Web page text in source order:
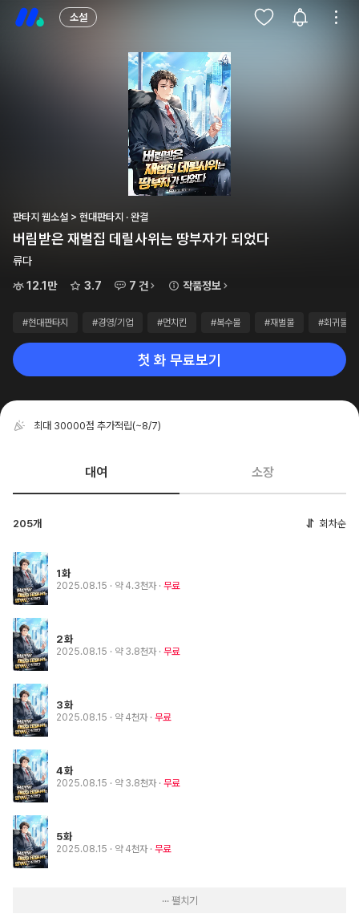
소설
판타지 웹소설 > 현대판타지 · 완결
버림받은 재벌집 데릴사위는 땅부자가 되었다
류다
12.1만
3.7 7 건 작품정보
#현대판타지 #경영/기업 #먼치킨 #복수물 #재벌물 #회귀물
첫 화 무료보기
최대 30000점 추가적립(~8/7)
대여 소장
205개 회차순
1화
2025.08.15 · 약 4.3천자 무료
2화
2025.08.15 · 약 3.8천자 무료
3화
2025.08.15 · 약 4천자 무료
4화
2025.08.15 · 약 3.8천자 무료
5화
2025.08.15 · 약 4천자 무료
··· 펼치기